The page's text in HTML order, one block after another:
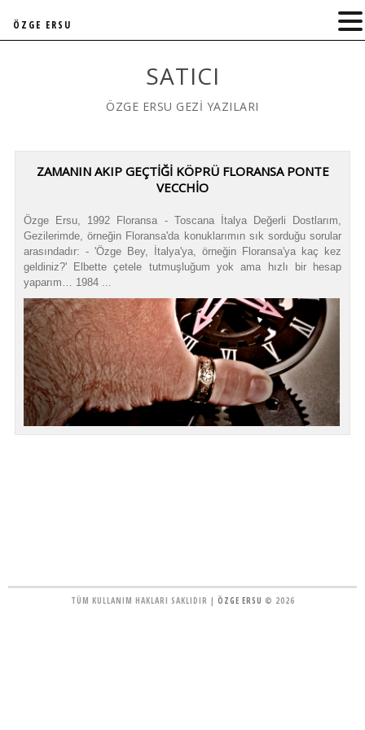
SATICI
ÖZGE ERSU GEZİ YAZILARI
ZAMANIN AKIP GEÇTIĞI KÖPRÜ FLORANSA PONTE
VECCHIO
Özge Ersu, 1992 Floransa - Toscana İtalya Değerli Dostlarım,
Gezilerimde, örneğin Floransa'da konuklarımın sık sorduğu sorular
arasındadır: - 'Özge Bey, İtalya'ya, örneğin Floransa'ya kaç kez
geldiniz?' Elbette çetele tutmuşluğum yok ama hızlı bir hesap
yaparım… 1984 ...
TÜM KULLANIM HAKLARI SAKLIDIR | ÖZGE ERSU © 2026
ÖZGE ERSU